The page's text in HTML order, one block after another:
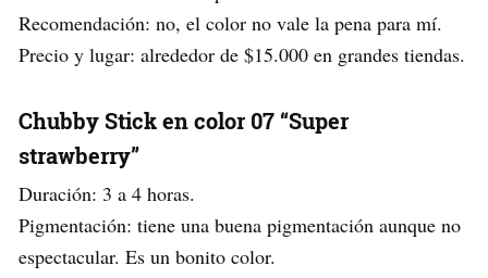
Recomendación: no, el color no vale la pena para mí.
Precio y lugar: alrededor de $15.000 en grandes tiendas.
Chubby Stick en color 07 “Super
strawberry”
Duración: 3 a 4 horas.
Pigmentación: tiene una buena pigmentación aunque no
espectacular. Es un bonito color.